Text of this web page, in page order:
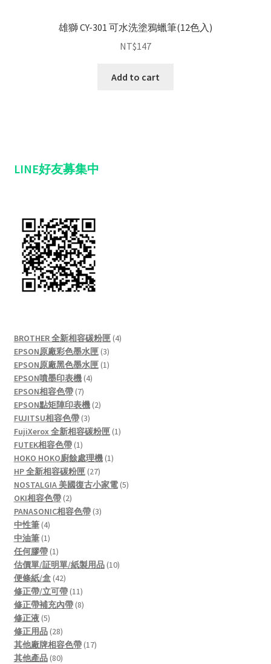
雄獅 CY-301 可水洗塗鴉蠟筆(12色入)
NT$147
Add to cart
LINE好友募集中
BROTHER 全新相容碳粉匣 44
EPSON原廠彩色墨水匣 33
products
EPSON原廠黑色墨水匣 11
EPSON噴墨印表機 44
EPSON相容色帶 77
products
EPSON點矩陣印表機 22
FUJITSU相容色帶 33
products
FujiXerox 全新相容碳粉匣 11
FUTEK相容色帶 11
product
HOKO HOKO廚餘處理機 11
HP 全新相容碳粉匣 2727
products
NOSTALGIA 美國復古小家電 55
OKI相容色帶 22
products
PANASONIC相容色帶 33
中性筆 44
products
中油筆 11
product
任何膠帶 11
product
估價單/証明單/紙製用品 1010
便條紙/盒 4242
products
修正帶/立可帶 1111
products
修正帶補充內帶 88
修正液 55
products
修正用品 2828
products
其他廠牌相容色帶 1717
其他產品 8080